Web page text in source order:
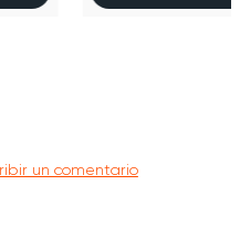
un comentario